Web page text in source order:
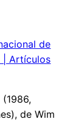
de
| Artículos
de Wim